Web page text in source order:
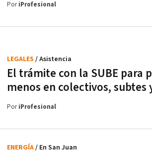
PoriProfesional
El trámite con la SUBE para
menos en colectivos, subtes
LEGALES / Asistencia
PoriProfesional
ENERGÍA/ En San Juan